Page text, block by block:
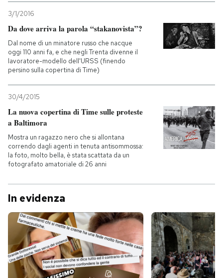
3/1/2016
Da dove arriva la parola “stakanovista”?
Dal nome di un minatore russo che nacque
oggi 110 anni fa, e che negli Trenta divenne il
lavoratore-modello dell'URSS (finendo
persino sulla copertina di Time)
30/4/2015
La nuova copertina di Time sulle proteste
a Baltimora
Mostra un ragazzo nero che si allontana
correndo dagli agenti in tenuta antisommossa:
la foto, molto bella, è stata scattata da un
fotografato amatoriale di 26 anni
In evidenza